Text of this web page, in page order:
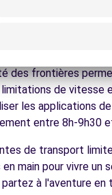
agences
pour
à tous les
(Paris-
des frontières
de vitesse
les applications
entre 8h-9h30
de transport
main pour vivre un
à l'aventure